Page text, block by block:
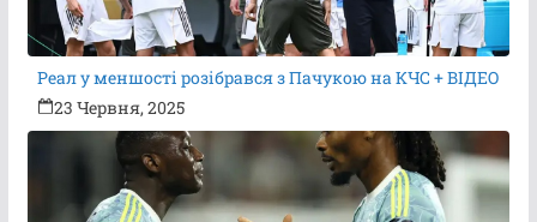
Реал у меншості розібрався з Пачукою на КЧС + ВІДЕО
23 Червня, 2025